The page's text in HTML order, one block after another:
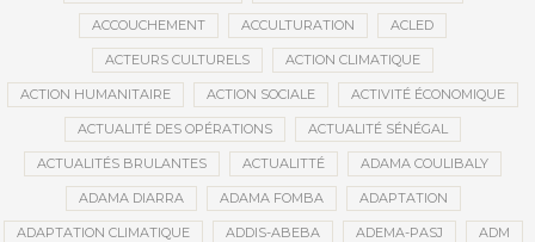
ACCOUCHEMENT ACCULTURATION ACLED
ACTEURS CULTURELS ACTION CLIMATIQUE
ACTION HUMANITAIRE ACTION SOCIALE ACTIVITÉ ÉCONOMIQUE
ACTUALITÉ DES OPÉRATIONS ACTUALITÉ SÉNÉGAL
ACTUALITÉS BRULANTES ACTUALITTÉ ADAMA COULIBALY
ADAMA DIARRA ADAMA FOMBA ADAPTATION
ADAPTATION CLIMATIQUE ADDIS-ABEBA ADEMA-PASJ ADM